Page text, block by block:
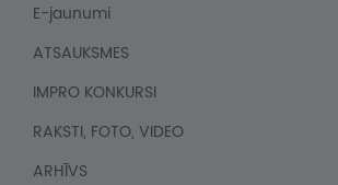
E-jaunumi
ATSAUKSMES
IMPRO KONKURSI
RAKSTI, FOTO, VIDEO
ARHĪVS